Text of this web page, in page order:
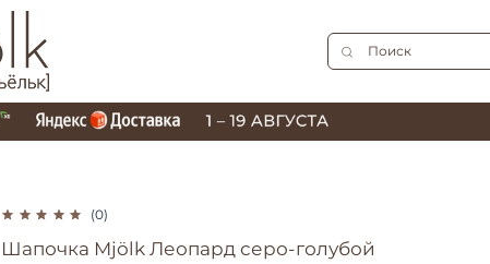
(0)
Шапочка Mjölk Леопард серо-голубой